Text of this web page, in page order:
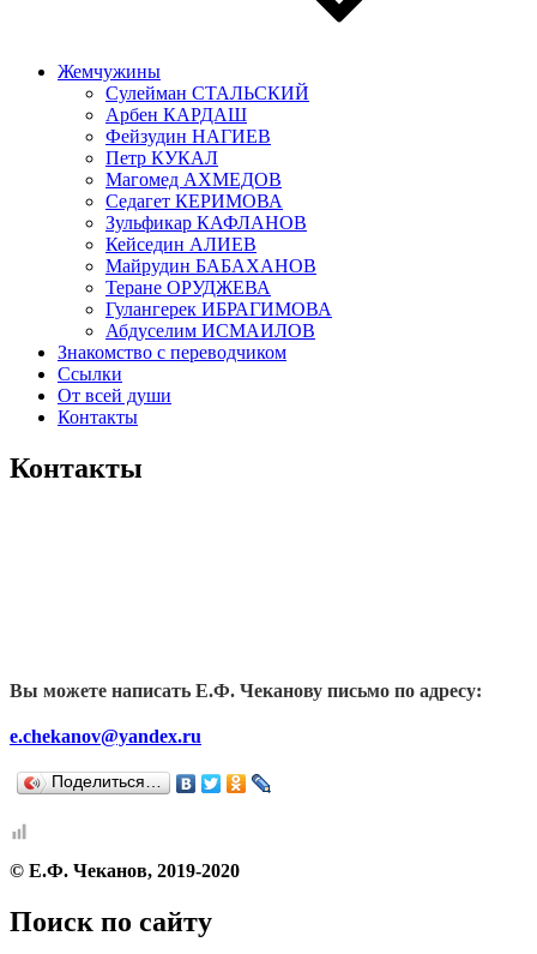
Жемчужины
Сулейман СТАЛЬСКИЙ
Арбен КАРДАШ
Фейзудин НАГИЕВ
Петр КУКАЛ
Магомед АХМЕДОВ
Седагет КЕРИМОВА
Зульфикар КАФЛАНОВ
Кейседин АЛИЕВ
Майрудин БАБАХАНОВ
Теране ОРУДЖЕВА
Гулангерек ИБРАГИМОВА
Абдуселим ИСМАИЛОВ
Знакомство с переводчиком
Ссылки
От всей души
Контакты
Контакты
Вы можете написать Е.Ф. Чеканову письмо по адресу:
e.chekanov@yandex.ru
Поделиться…
© Е.Ф. Чеканов, 2019-2020
Поиск по сайту